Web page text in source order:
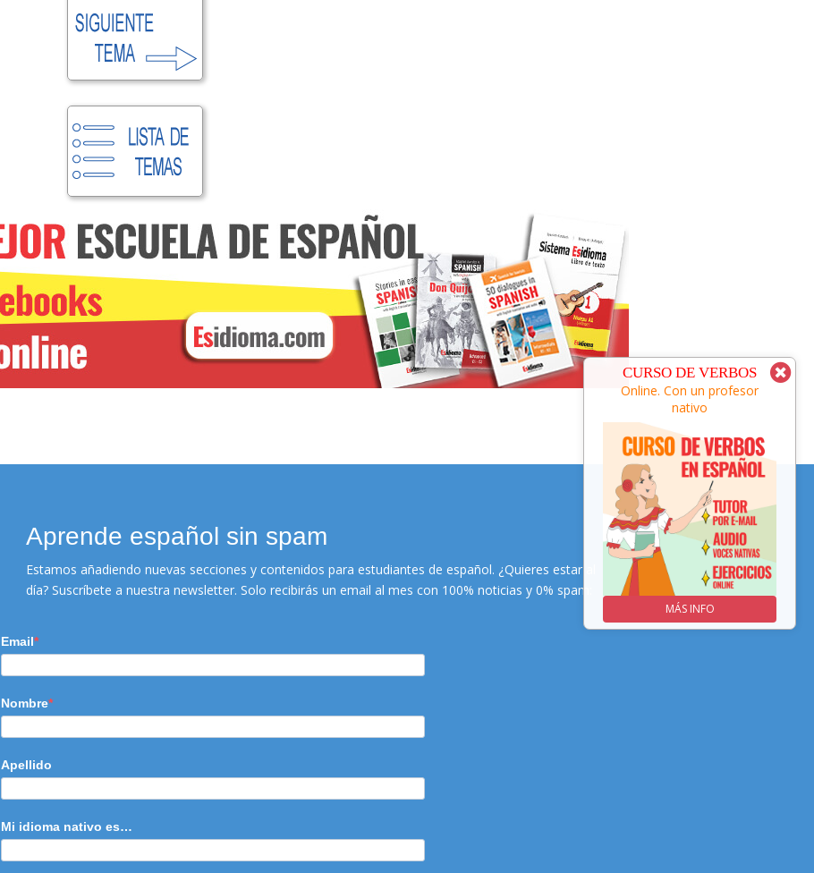
Online. Con un profesor
CURSO DE ESPAÑOL
Online. Con un profesor
CURSO DE VERBOS
Online. Con un profesor
nativo
MÁS INFO
Aprende español sin spam
Estamos añadiendo nuevas secciones y contenidos para estudiantes de español. ¿Quieres estar al
día? Suscríbete a nuestra newsletter. Solo recibirás un email al mes con 100% noticias y 0% spam:
Email
Nombre
Apellido
Mi idioma nativo es…